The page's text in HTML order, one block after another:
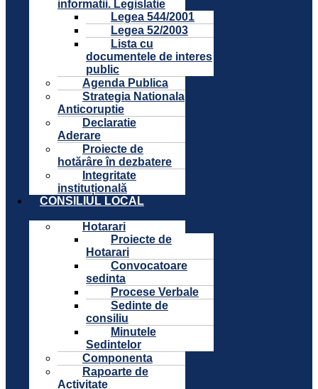
informatii. Legislatie
Legea 544/2001
Legea 52/2003
Lista cu
documentele de interes
public
Agenda Publica
Strategia Nationala
Anticoruptie
Declaratie
Aderare
Proiecte de
hotărâre în dezbatere
Integritate
instituțională
CONSILIUL LOCAL
Hotarari
Proiecte de
Hotarari
Convocatoare
sedinta
Procese Verbale
Sedinte de
consiliu
Minutele
Sedintelor
Componenta
Rapoarte de
Activitate